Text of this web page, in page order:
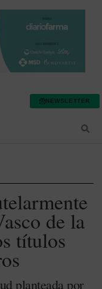
NEWSLETTER
de la
títulos
planteada por